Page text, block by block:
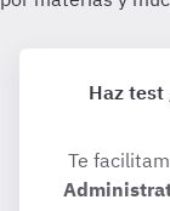
Haz test
Te